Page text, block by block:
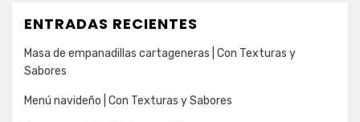
ENTRADAS RECIENTES
Masa de empanadillas cartageneras | Con Texturas y
Sabores
Menú navideño | Con Texturas y Sabores